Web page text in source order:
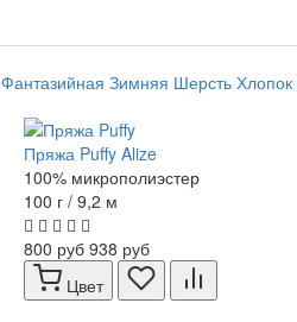
Фантазийная Зимняя Шерсть Хлопок
Пряжа Puffy Alize
100% микрополиэстер
100 г / 9,2 м
800 руб 938 руб
Цвет